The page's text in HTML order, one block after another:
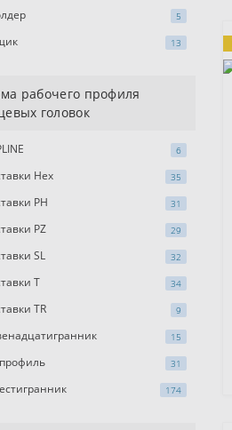
5
13
рабочего профиля
головок
6
Hex 35
PH 31
PZ 29
SL 32
T 34
TR 9
15
31
174